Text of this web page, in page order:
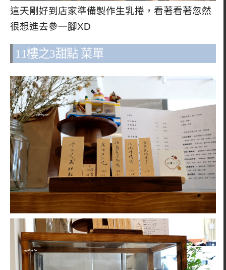
這天剛好到店家準備製作生乳捲，看著看著忽然
很想進去參一腳XD
11樓之3甜點 菜單